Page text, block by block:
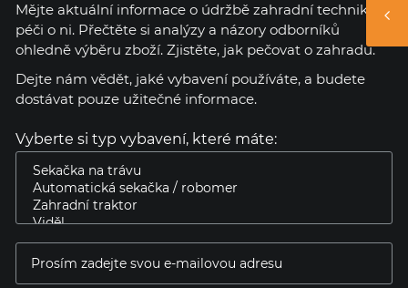
Mějte aktuální informace o údržbě zahradní techniky a
péči o ni. Přečtěte si analýzy a názory odborníků
ohledně výběru zboží. Zjistěte, jak pečovat o zahradu.
Dejte nám vědět, jaké vybavení používáte, a budete
dostávat pouze užitečné informace.
Vyberte si typ vybavení, které máte: